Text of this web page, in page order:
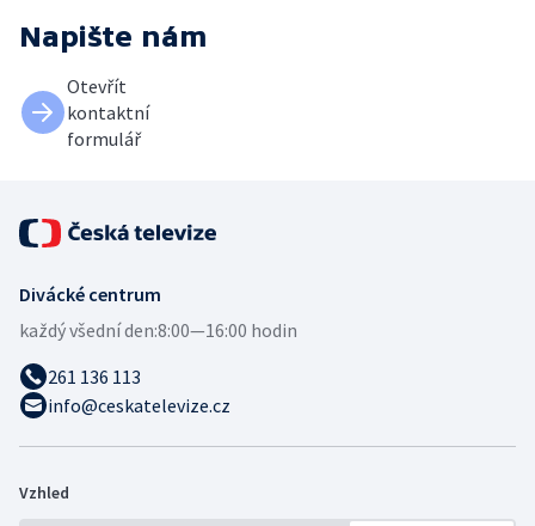
Napište nám
Otevřít
kontaktní
formulář
Divácké centrum
každý všední den:8:00—16:00 hodin
261 136 113
info@ceskatelevize.cz
Vzhled